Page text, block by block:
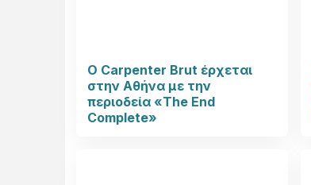
Ο Carpenter Brut έρχεται
στην Αθήνα με την
περιοδεία «The End
Complete»